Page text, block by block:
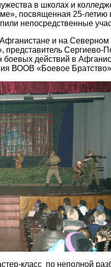
в школах и
посвященная 25-летию
непосредственные
и на
представитель
боевых действий в
ВООВ «Боевое
класс по неполной